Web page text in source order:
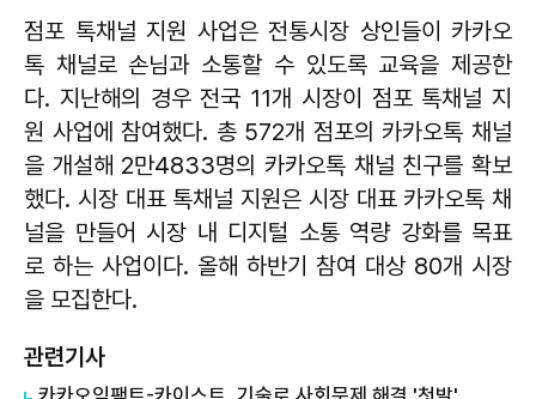
점포 톡채널 지원 사업은 전통시장 상인들이 카카오
톡 채널로 손님과 소통할 수 있도록 교육을 제공한
다. 지난해의 경우 전국 11개 시장이 점포 톡채널 지
원 사업에 참여했다. 총 572개 점포의 카카오톡 채널
을 개설해 2만4833명의 카카오톡 채널 친구를 확보
했다. 시장 대표 톡채널 지원은 시장 대표 카카오톡 채
널을 만들어 시장 내 디지털 소통 역량 강화를 목표
로 하는 사업이다. 올해 하반기 참여 대상 80개 시장
을 모집한다.
관련기사